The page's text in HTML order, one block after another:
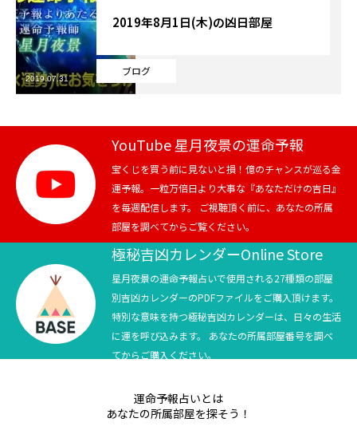
ブログ
お知らせ
芸能界
テニス
スポーツ
競馬
テニス四大大会・五輪
テニス四大大会・五輪
ブログ
2019年8月1日(木)の凶日部屋
2019.07.31
YouTube 星月夜景の運命予報
宝くじを買う前に見ないと損！億のチャンスが巡る金
運予報。一粒万倍日より大事な『あなただけの吉日』
を毎週配信します。 ご視聴頂く前に、あなたの所属
部屋を調べてからご覧ください。
極秘吉凶カレンダーOnline Store
星月夜景の運命予報占いで使用される27種類の部屋
別吉凶カレンダーのPDFファイルをご購入頂けます。
特別な意味を持つ極秘吉凶カレンダーは、日々の生活
に運を呼び込みます。 あなたの所属部屋番号を調べ
てからご購入ください。
運命予報占いとは
あなたの所属部屋を探そう！